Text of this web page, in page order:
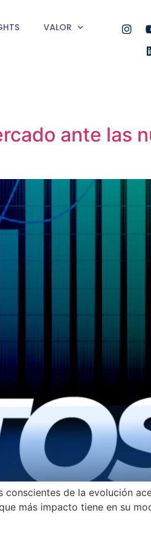
VALOR
ante las
de la evolución
más impacto tiene en su